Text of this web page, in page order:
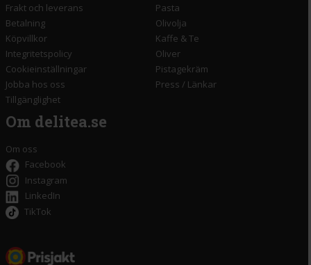
Frakt och leverans
Betalning
Köpvillkor
Integritetspolicy
Cookieinställningar
Jobba hos oss
Tillgänglighet
Pasta
Olivolja
Kaffe & Te
Oliver
Pistagekräm
Press / Länkar
Om delitea.se
Om oss
Facebook
Instagram
LinkedIn
TikTok